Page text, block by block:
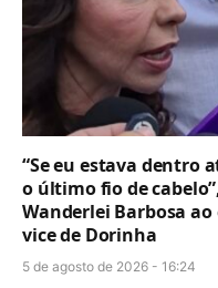
“Se eu estava dentro
o último fio de
Wanderlei Barbosa
vice de Dorinha
5 de agosto de 2026 - 16:24